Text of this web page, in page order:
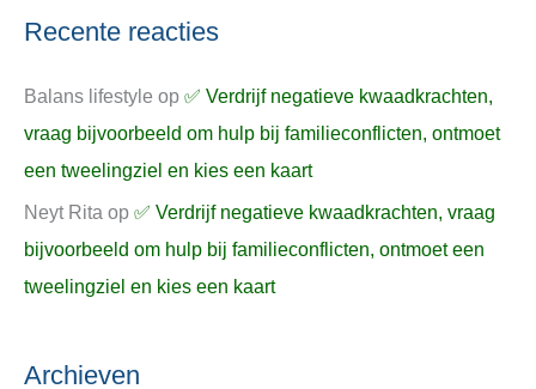
Recente reacties
Balans lifestyle op ✅ Verdrijf negatieve kwaadkrachten,
vraag bijvoorbeeld om hulp bij familieconflicten, ontmoet
een tweelingziel en kies een kaart
Neyt Rita op ✅ Verdrijf negatieve kwaadkrachten, vraag
bijvoorbeeld om hulp bij familieconflicten, ontmoet een
tweelingziel en kies een kaart
Archieven